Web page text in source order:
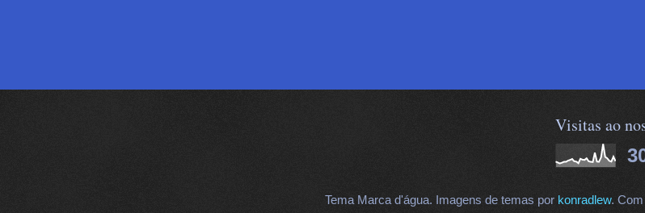
Visitas ao
Tema Marca d'água. Imagens de temas por konradlew. Com